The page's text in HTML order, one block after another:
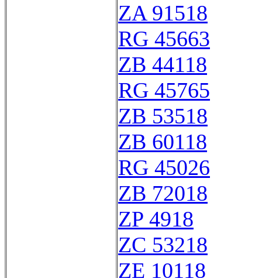
ZA 91518
RG 45663
ZB 44118
RG 45765
ZB 53518
ZB 60118
RG 45026
ZB 72018
ZP 4918
ZC 53218
ZE 10118